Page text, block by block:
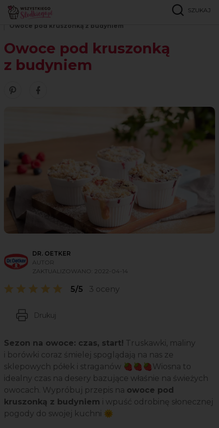
SZUKAJ
Strona główna
Owoce pod kruszonką z budyniem
Owoce pod kruszonką
z budyniem
Zobacz nasze piny w serwisie Pinterest
Udostępnij ten przepis w serwisie Facebook
DR. OETKER
AUTOR
ZAKTUALIZOWANO: 2022-04-14
5/5 3 oceny
Drukuj
Sezon na owoce: czas, start! Truskawki, maliny
i borówki coraz śmielej spoglądają na nas ze
sklepowych półek i straganów 🍓🍓🍓Wiosna to
idealny czas na desery bazujące właśnie na świeżych
owocach. Wypróbuj przepis na owoce pod
kruszonką z budyniem i wpuść odrobinę słonecznej
pogody do swojej kuchni 🌞